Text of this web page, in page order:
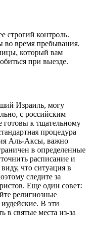
строгий контроль.
во время пребывания.
который вам
при выезде.
Израиль, могу
с российским
готовы к тщательному
процедура
Аль-Аксы, важно
в определенные
расписание и
что ситуация в
следите за
Еще один совет:
религиозные
В эти
в святые места из-за